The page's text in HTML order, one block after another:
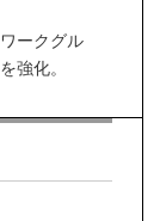
ークグル
強化。